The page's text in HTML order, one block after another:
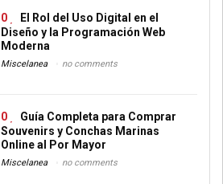
0
El Rol del Uso Digital en el
Diseño y la Programación Web
Moderna
Miscelanea no comments
0
Guía Completa para Comprar
Souvenirs y Conchas Marinas
Online al Por Mayor
Miscelanea no comments